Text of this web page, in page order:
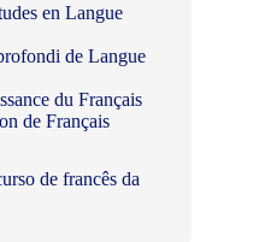
en Langue
de Langue
du Français
de Français
de francês da